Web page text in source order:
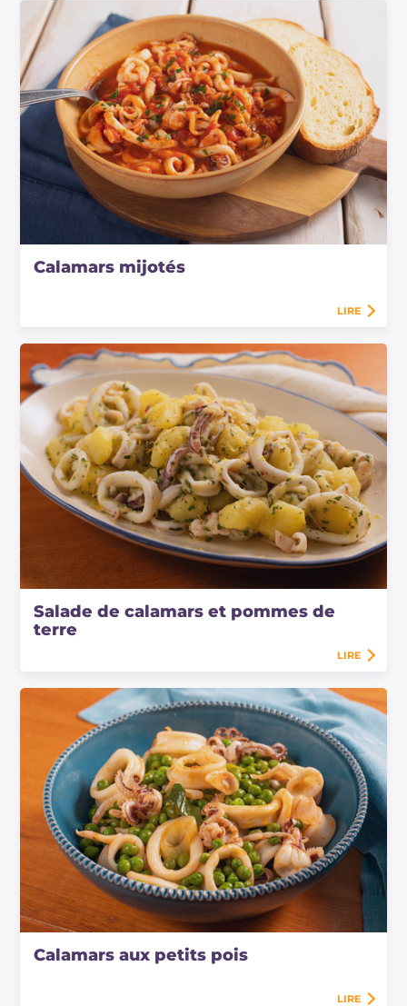
Calamars mijotés
LIRE
Salade de calamars et pommes de
terre
LIRE
Calamars aux petits pois
LIRE